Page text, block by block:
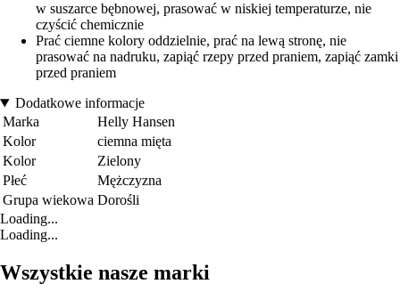
w suszarce bębnowej, prasować w niskiej temperaturze, nie
czyścić chemicznie
Prać ciemne kolory oddzielnie, prać na lewą stronę, nie
prasować na nadruku, zapiąć rzepy przed praniem, zapiąć zamki
przed praniem
Dodatkowe informacje
Marka
Helly Hansen
Kolor
ciemna mięta
Kolor
Zielony
Płeć
Mężczyzna
Grupa wiekowa Dorośli
Loading...
Loading...
Wszystkie nasze marki